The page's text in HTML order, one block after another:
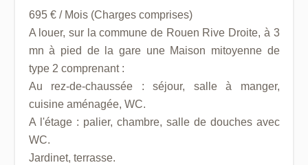
695 € / Mois (Charges comprises)
A louer, sur la commune de Rouen Rive Droite, à 3
mn à pied de la gare une Maison mitoyenne de
type 2 comprenant :
Au rez-de-chaussée : séjour, salle à manger,
cuisine aménagée, WC.
A l'étage : palier, chambre, salle de douches avec
WC.
Jardinet, terrasse.